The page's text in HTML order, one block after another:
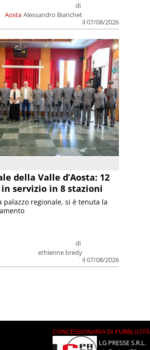
Aosta
di
Alessandro Bianchet
il 07/08/2026
della Valle d’Aosta: 12
servizio in 8 stazioni
di
ethienne bredy
il 07/08/2026
palazzo regionale, si è tenuta la
CONCESSIONARIA DI PUBBLICITÀ
LG PRESSE S.R.L.